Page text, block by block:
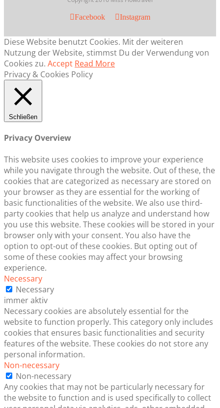
Facebook Instagram
Diese Website benutzt Cookies. Mit der weiteren
Nutzung der Website, stimmst Du der Verwendung von
Cookies zu. Accept Read More
Privacy & Cookies Policy
Schließen
Privacy Overview
This website uses cookies to improve your experience
while you navigate through the website. Out of these, the
cookies that are categorized as necessary are stored on
your browser as they are essential for the working of
basic functionalities of the website. We also use third-
party cookies that help us analyze and understand how
you use this website. These cookies will be stored in your
browser only with your consent. You also have the
option to opt-out of these cookies. But opting out of
some of these cookies may affect your browsing
experience.
Necessary
Necessary
immer aktiv
Necessary cookies are absolutely essential for the
website to function properly. This category only includes
cookies that ensures basic functionalities and security
features of the website. These cookies do not store any
personal information.
Non-necessary
Non-necessary
Any cookies that may not be particularly necessary for
the website to function and is used specifically to collect